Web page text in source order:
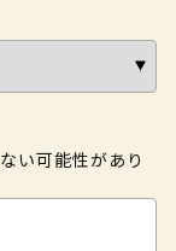
い可能性があり